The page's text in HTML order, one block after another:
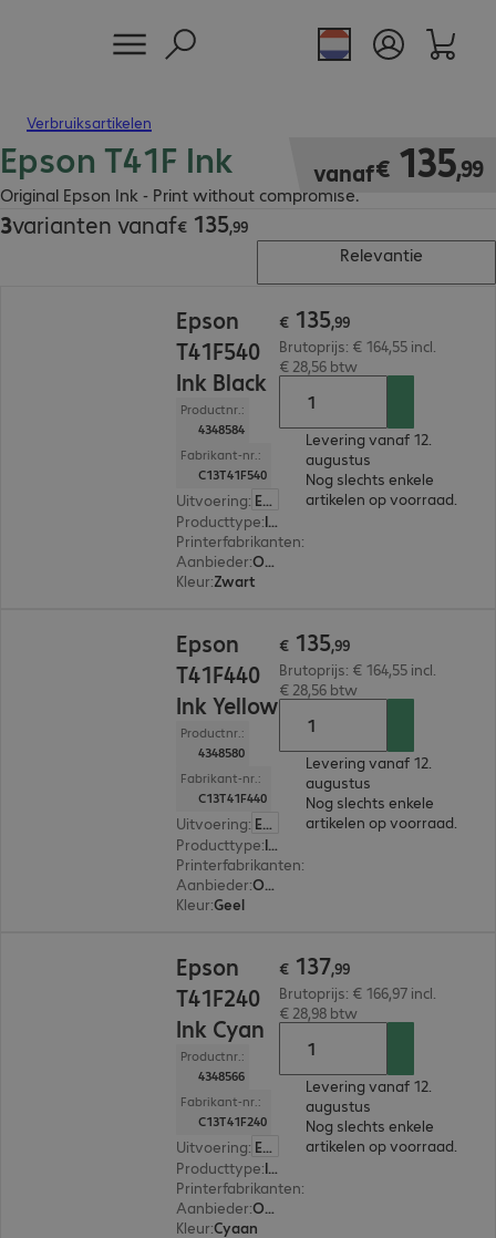
Verbruiksartikelen
Epson T41F Ink
Original Epson Ink - Print without compromise.
vanaf€ 135,99
€ 135,99
3varianten vanaf€ 135,99
€ 135,99
Relevantie
Epson
T41F540
Ink Black
Productnr.:
4348584
Fabrikant-nr.:
C13T41F540
Uitvoering: Europa
Producttype: Ink
Printerfabrikanten:
Aanbieder:
Origineel
Kleur:Zwart
€ 135,99
Brutoprijs: € 164,55 incl.
€ 28,56 btw
Levering vanaf 12.
augustus
Nog slechts enkele
artikelen op voorraad.
Epson
T41F440
Ink Yellow
Productnr.:
4348580
Fabrikant-nr.:
C13T41F440
Uitvoering: Europa
Producttype: Ink
Printerfabrikanten:
Aanbieder:
Origineel
Kleur:Geel
€ 135,99
Brutoprijs: € 164,55 incl.
€ 28,56 btw
Levering vanaf 12.
augustus
Nog slechts enkele
artikelen op voorraad.
Epson
T41F240
Ink Cyan
Productnr.:
4348566
Fabrikant-nr.:
C13T41F240
Uitvoering: Europa
Producttype: Ink
Printerfabrikanten:
Aanbieder:
Origineel
Kleur:Cyaan
€ 137,99
Brutoprijs: € 166,97 incl.
€ 28,98 btw
Levering vanaf 12.
augustus
Nog slechts enkele
artikelen op voorraad.